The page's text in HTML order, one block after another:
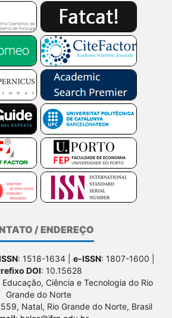
/ ENDEREÇO
: 1518-1634 | e-ISSN: 1807-1600 |
DOI: 10.15628
Ciência e Tecnologia do Rio
Grande do Norte
Natal, Rio Grande do Norte, Brasil